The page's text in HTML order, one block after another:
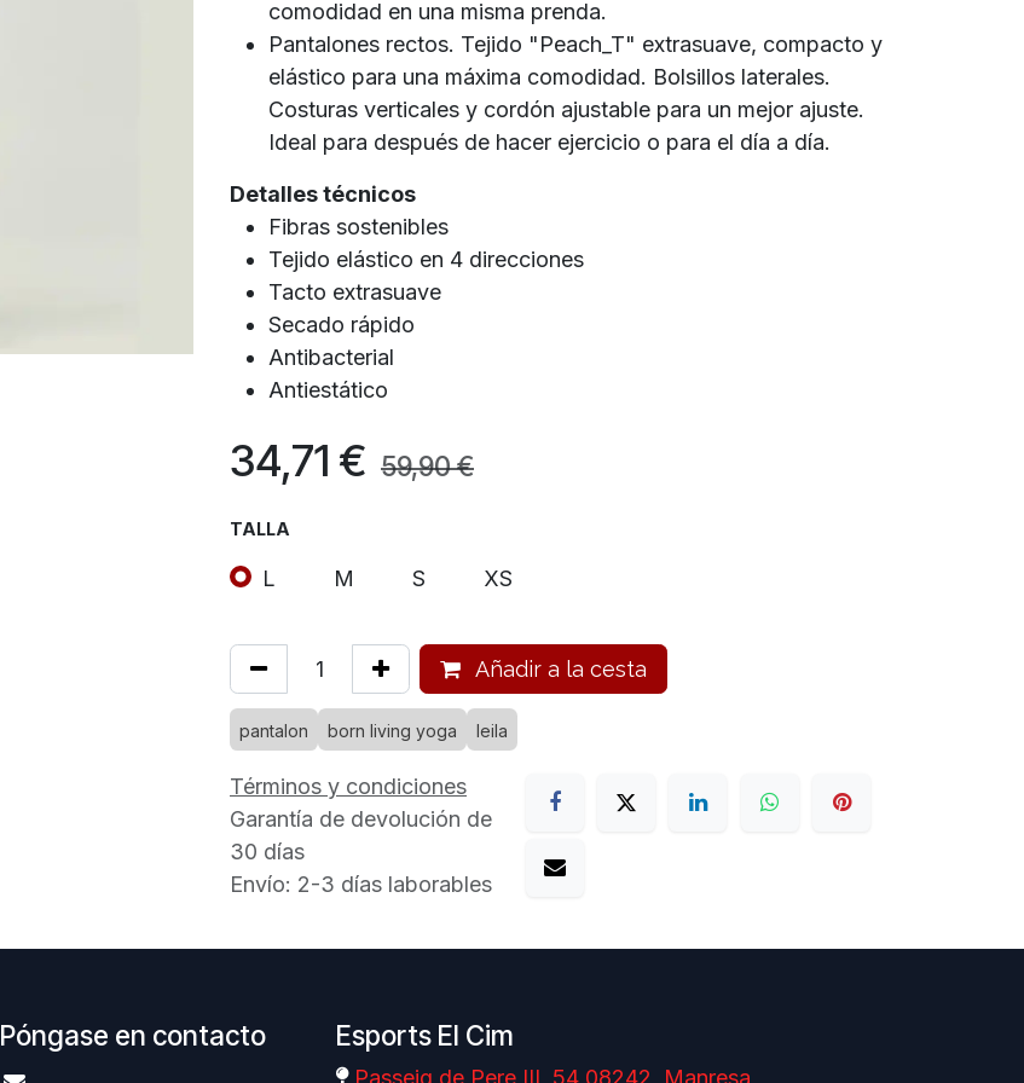
comodidad en una misma prenda.
Pantalones rectos. Tejido "Peach_T" extrasuave, compacto y
elástico para una máxima comodidad. Bolsillos laterales.
Costuras verticales y cordón ajustable para un mejor ajuste.
Ideal para después de hacer ejercicio o para el día a día.
Detalles técnicos
Fibras sostenibles
Tejido elástico en 4 direcciones
Tacto extrasuave
Secado rápido
Antibacterial
Antiestático
34,71 € 59,90€
TALLA
L M S XS
Añadir a la cesta
pantalon born living yoga leila
Términos y condiciones
Garantía de devolución de
30 días
Envío: 2-3 días laborables
Esports El Cim
Póngase en contacto